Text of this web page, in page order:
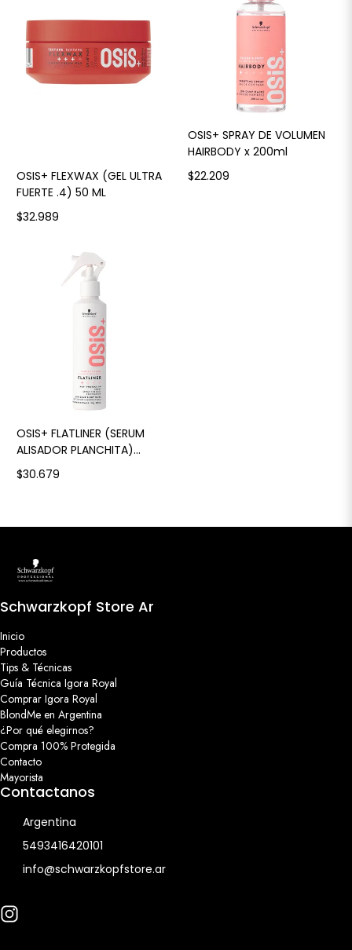
OSIS+ FLEXWAX (GEL ULTRA
FUERTE .4) 50 ML
$32.989
OSIS+ SPRAY DE VOLUMEN
HAIRBODY x 200ml
$22.209
OSIS+ FLATLINER (SERUM
ALISADOR PLANCHITA)
200ML
$30.679
Schwarzkopf Store Ar
Inicio
Productos
Tips & Técnicas
Guía Técnica Igora Royal
Comprar Igora Royal
BlondMe en Argentina
¿Por qué elegirnos?
Compra 100% Protegida
Contacto
Mayorista
Contactanos
Argentina
5493416420101
info@schwarzkopfstore.ar